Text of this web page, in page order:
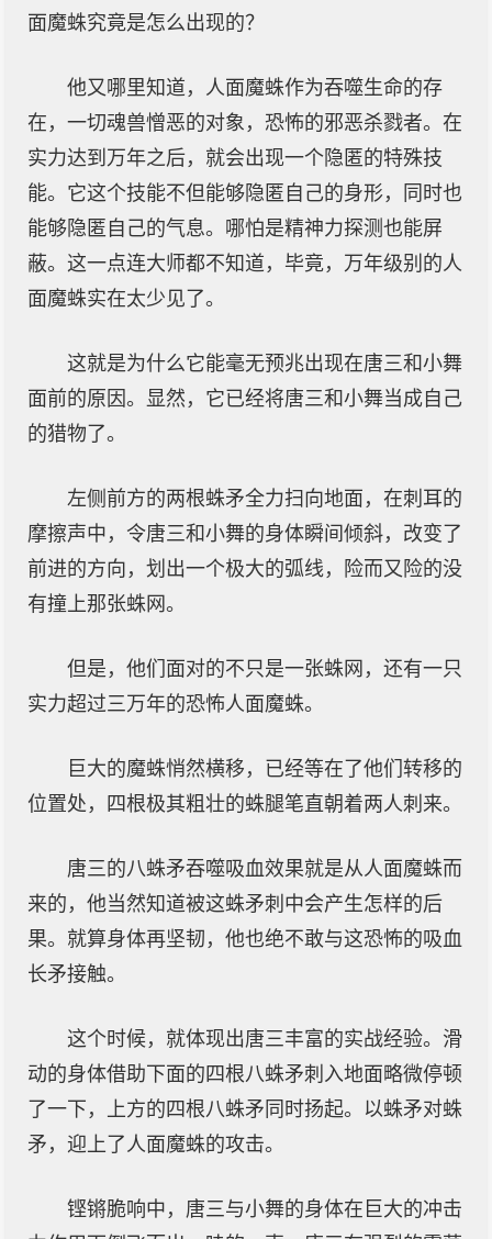
面魔蛛究竟是怎么出现的？
他又哪里知道，人面魔蛛作为吞噬生命的存
在，一切魂兽憎恶的对象，恐怖的邪恶杀戮者。在
实力达到万年之后，就会出现一个隐匿的特殊技
能。它这个技能不但能够隐匿自己的身形，同时也
能够隐匿自己的气息。哪怕是精神力探测也能屏
蔽。这一点连大师都不知道，毕竟，万年级别的人
面魔蛛实在太少见了。
这就是为什么它能毫无预兆出现在唐三和小舞
面前的原因。显然，它已经将唐三和小舞当成自己
的猎物了。
左侧前方的两根蛛矛全力扫向地面，在刺耳的
摩擦声中，令唐三和小舞的身体瞬间倾斜，改变了
前进的方向，划出一个极大的弧线，险而又险的没
有撞上那张蛛网。
但是，他们面对的不只是一张蛛网，还有一只
实力超过三万年的恐怖人面魔蛛。
巨大的魔蛛悄然横移，已经等在了他们转移的
位置处，四根极其粗壮的蛛腿笔直朝着两人刺来。
唐三的八蛛矛吞噬吸血效果就是从人面魔蛛而
来的，他当然知道被这蛛矛刺中会产生怎样的后
果。就算身体再坚韧，他也绝不敢与这恐怖的吸血
长矛接触。
这个时候，就体现出唐三丰富的实战经验。滑
动的身体借助下面的四根八蛛矛刺入地面略微停顿
了一下，上方的四根八蛛矛同时扬起。以蛛矛对蛛
矛，迎上了人面魔蛛的攻击。
铿锵脆响中，唐三与小舞的身体在巨大的冲击